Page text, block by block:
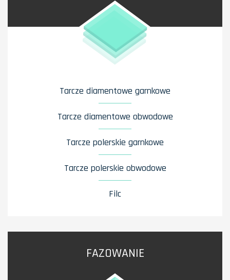
Tarcze diamentowe garnkowe
Tarcze diamentowe obwodowe
Tarcze polerskie garnkowe
Tarcze polerskie obwodowe
Filc
FAZOWANIE